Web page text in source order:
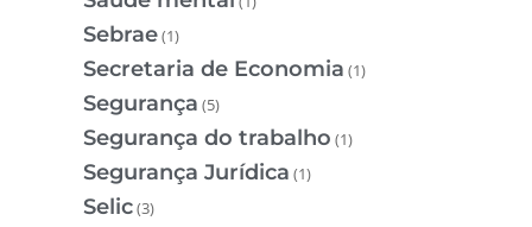
Sebrae(1)
Secretaria de Economia (1)
Segurança (5)
Segurança do trabalho (1)
Segurança Jurídica (1)
Selic(3)